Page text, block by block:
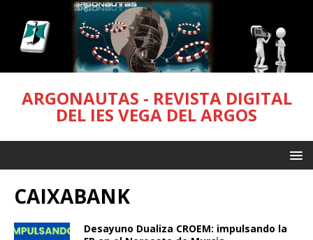
ARGONAUTAS - REVISTA DIGITAL
DEL IES VEGA DEL ARGOS
CAIXABANK
Desayuno Dualiza CROEM: impulsando la